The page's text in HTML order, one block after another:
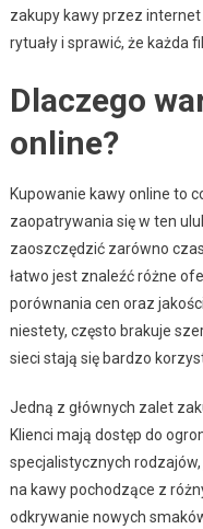
zakupy kawy przez
rytuały i sprawić, że każda
Dlaczego
online?
Kupowanie kawy online to
zaopatrywania się w ten
zaoszczędzić zarówno
łatwo jest znaleźć różne
porównania cen oraz
niestety, często brakuje
sieci stają się bardzo
Jedną z głównych zalet
Klienci mają dostęp do
specjalistycznych
na kawy pochodzące z
odkrywanie nowych